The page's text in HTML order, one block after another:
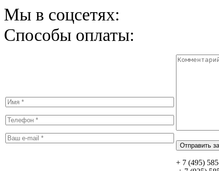
Мы в соцсетях:
Способы оплаты:
+ 7 (495)